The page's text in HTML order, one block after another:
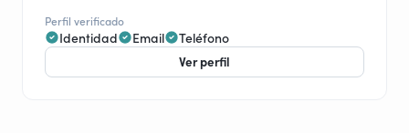
Perfil verificado
Identidad Email Teléfono
Ver perfil